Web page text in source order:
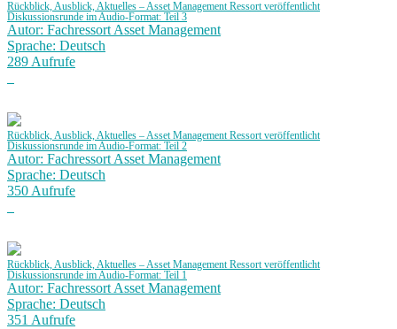
Rückblick, Ausblick, Aktuelles – Asset Management Ressort veröffentlicht
Diskussionsrunde im Audio-Format: Teil 3
Autor: Fachressort Asset Management
Sprache: Deutsch
289 Aufrufe
Rückblick, Ausblick, Aktuelles – Asset Management Ressort veröffentlicht
Diskussionsrunde im Audio-Format: Teil 2
Autor: Fachressort Asset Management
Sprache: Deutsch
350 Aufrufe
Rückblick, Ausblick, Aktuelles – Asset Management Ressort veröffentlicht
Diskussionsrunde im Audio-Format: Teil 1
Autor: Fachressort Asset Management
Sprache: Deutsch
351 Aufrufe